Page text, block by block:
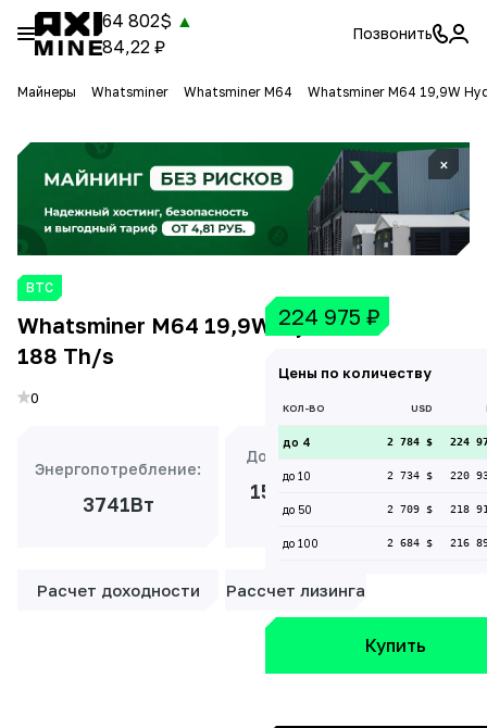
64 802$ ▲
84,22 ₽
Позвонить
Майнеры Whatsminer Whatsminer M64 Whatsminer M64 19,9W
×
BTC
Whatsminer M64 19,9W Hydro
188 Th/s
0
Энергопотребление:
3741Вт
Доходность:
15 819 ₽/
мес
Расчет доходности Рассчет лизинга
224 975 ₽
Цены по количеству
КОЛ-ВО USD
до 4 2 784 $ 224
до 10 2 734 $ 220
до 50 2 709 $ 218
до 100 2 684 $ 216
Купить